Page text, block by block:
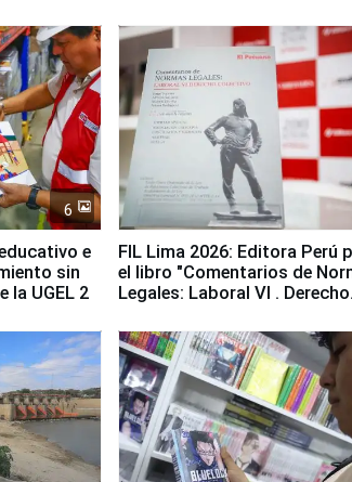
6
e
sin
la UGEL 2
FIL Lima 2026: Editora Perú
el libro "Comentarios de
Legales: Laboral Vl . Derecho